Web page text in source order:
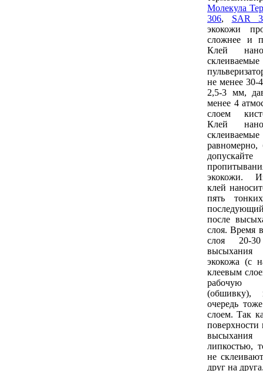
Молекула
306, SAR
экокожи
сложнее и
Клей
не менее 30-
2,5-3 мм,
менее 4
слоем
Клей
равномерно,
экокожи.
клей
пять
после
слоя. Время
слоя 20-
высыхания
экокожа (с
клеевым
рабочую
(обшивку),
очередь
слоем. Так
поверхности
липкостью,
не
друг на